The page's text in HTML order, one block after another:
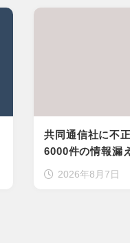
共同通信社に不
6000件の情報漏
2026年8月7日